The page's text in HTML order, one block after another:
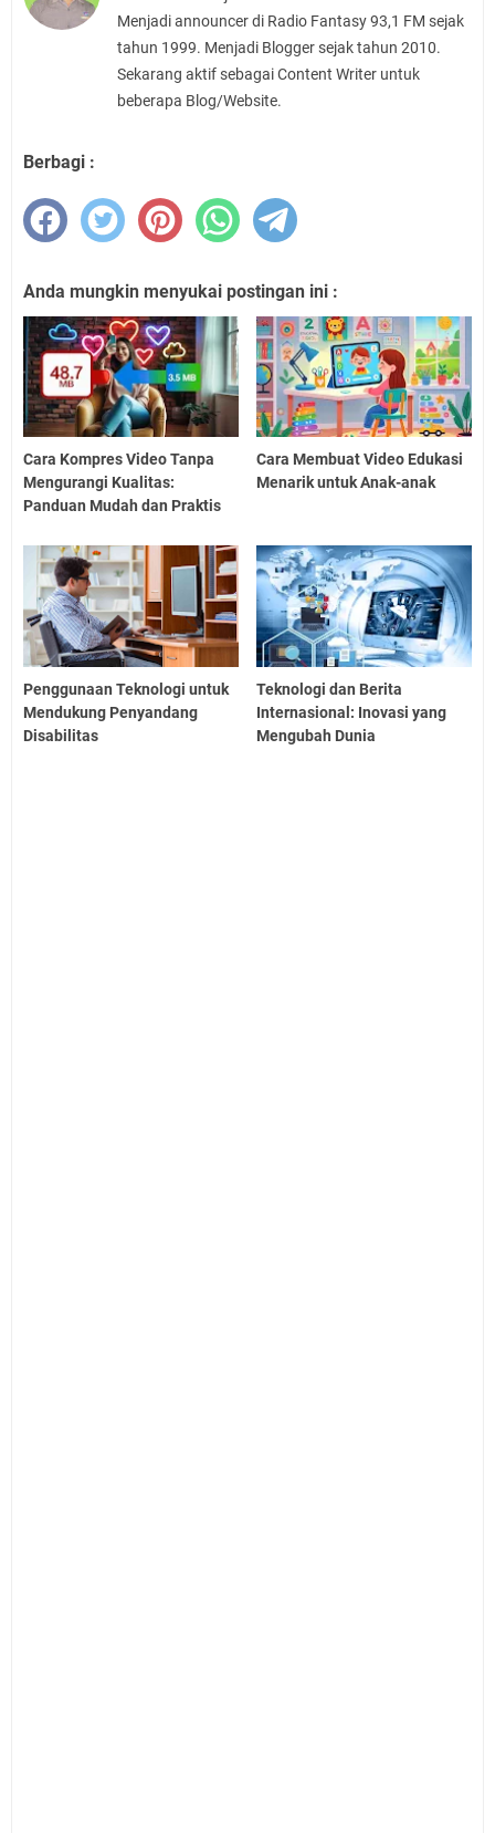
Menjadi announcer di Radio Fantasy 93,1 FM sejak
tahun 1999. Menjadi Blogger sejak tahun 2010.
Sekarang aktif sebagai Content Writer untuk
beberapa Blog/Website.
Berbagi :
Anda mungkin menyukai postingan ini :
Cara Kompres Video Tanpa
Mengurangi Kualitas:
Panduan Mudah dan Praktis
Cara Membuat Video Edukasi
Menarik untuk Anak-anak
Penggunaan Teknologi untuk
Mendukung Penyandang
Disabilitas
Teknologi dan Berita
Internasional: Inovasi yang
Mengubah Dunia